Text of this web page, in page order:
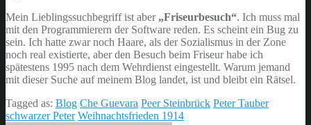
Mein Lieblingssuchbegriff ist aber „Friseurbesuch“. Ich muss mal
mit den Programmierern der Software reden. Es scheint ein Bug zu
sein. Ich hatte zwar noch Haare, als der Sozialismus in der Zone
noch real existierte, aber den Besuch beim Friseur habe ich
spätestens 1995 nach dem Wehrdienst eingestellt. Warum jemand
mit dieser Suche auf meinem Blog landet, ist und bleibt ein Rätsel.
Tagged as: Blog Che Guevara Peer Steinbrück Peter Tauber
schwarzer Peter Weihnachtsfrieden 1914